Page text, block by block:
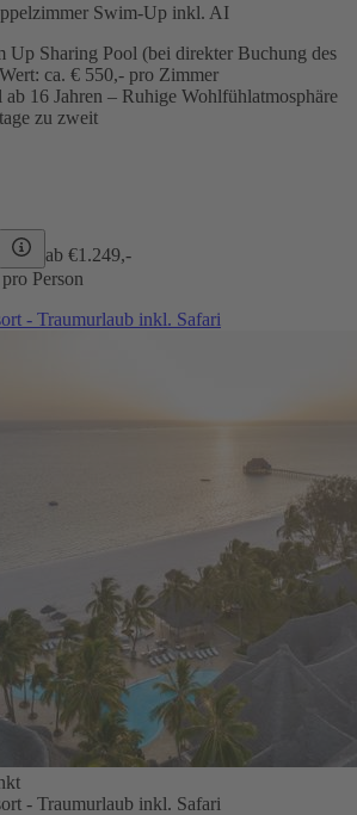
Swim-Up inkl. AI
Up Sharing Pool (bei direkter Buchung des
ca. € 550,- pro Zimmer
16 Jahren – Ruhige Wohlfühlatmosphäre
zu zweit
ab €1.249,-
Person
- Traumurlaub inkl. Safari
- Traumurlaub inkl. Safari